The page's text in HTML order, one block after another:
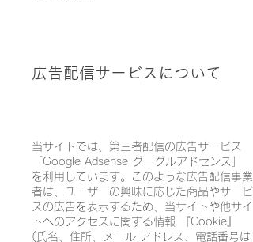
広告配信サービスについて
当サイトでは、第三者配信の広告サービス
「Google Adsense グーグルアドセンス」
を利用しています。このような広告配信事業
者は、ユーザーの興味に応じた商品やサービ
スの広告を表示するため、当サイトや他サイ
トへのアクセスに関する情報 『Cookie』
(氏名、住所、メール アドレス、電話番号は